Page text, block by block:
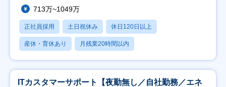
713万~1049万
正社員採用 土日祝休み 休日120日以上
産休・育休あり 月残業20時間以内
ITカスタマーサポート【夜勤無し／自社勤務／エネ